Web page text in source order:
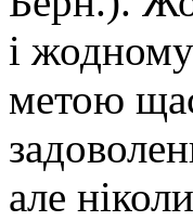
і
метою
але